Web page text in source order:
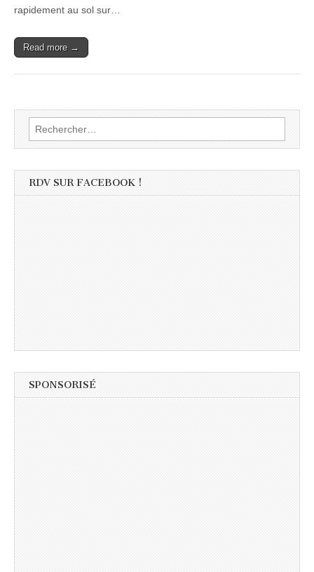
rapidement au sol sur…
Read more →
Rechercher :
RDV SUR FACEBOOK !
SPONSORISÉ